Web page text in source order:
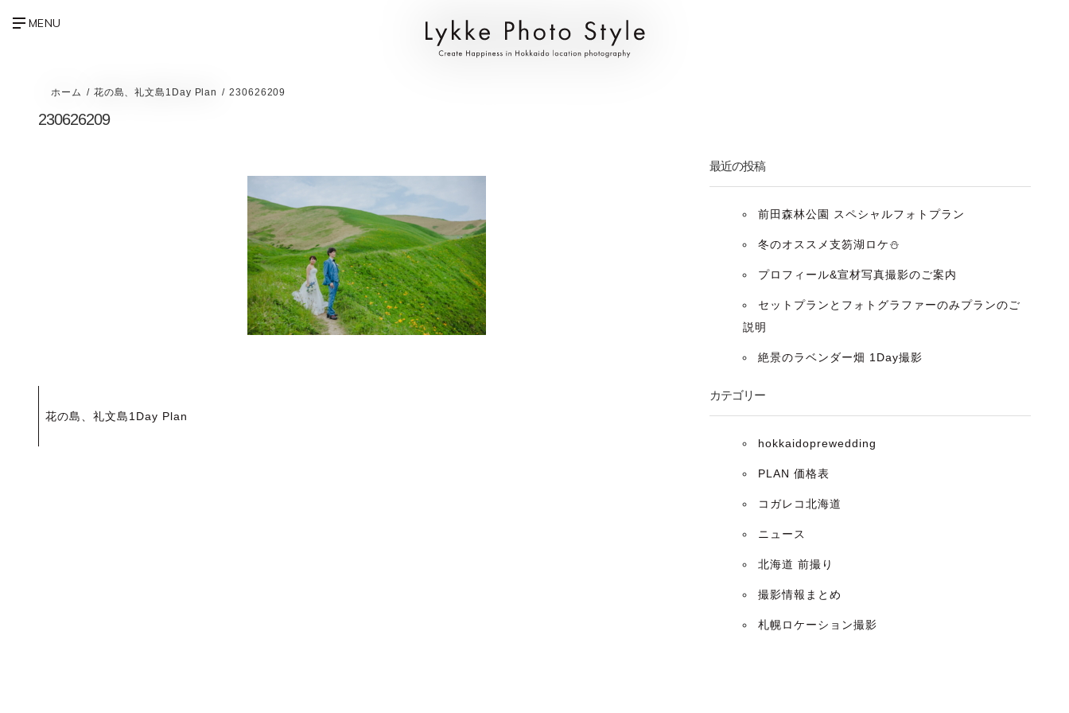
ホーム 花の島、礼文島1Day Plan 230626209
230626209
投
稿
花の島、礼文島1Day Plan
最近の投稿
前田森林公園 スペシャルフォトプラン
冬のオススメ支笏湖ロケ⛄️
プロフィール&宣材写真撮影のご案内
セットプランとフォトグラファーのみプランのご
説明
絶景のラベンダー畑 1Day撮影
カテゴリー
hokkaidoprewedding
PLAN 価格表
コガレコ北海道
ニュース
北海道 前撮り
撮影情報まとめ
札幌ロケーション撮影